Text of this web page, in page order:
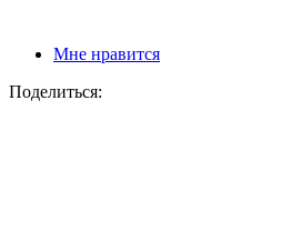
Мне нравится
Поделиться: